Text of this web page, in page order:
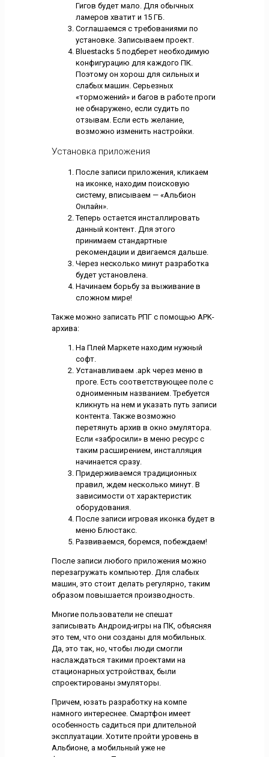
Гигов будет мало. Для обычных
ламеров хватит и 15 ГБ.
Соглашаемся с требованиями по
установке. Записываем проект.
Bluestacks 5 подберет необходимую
конфигурацию для каждого ПК.
Поэтому он хорош для сильных и
слабых машин. Серьезных
«торможений» и багов в работе проги
не обнаружено, если судить по
отзывам. Если есть желание,
возможно изменить настройки.
Установка приложения
После записи приложения, кликаем
на иконке, находим поисковую
систему, вписываем — «Альбион
Онлайн».
Теперь остается инсталлировать
данный контент. Для этого
принимаем стандартные
рекомендации и двигаемся дальше.
Через несколько минут разработка
будет установлена.
Начинаем борьбу за выживание в
сложном мире!
Также можно записать РПГ с помощью APK-
архива:
На Плей Маркете находим нужный
софт.
Устанавливаем .apk через меню в
проге. Есть соответствующее поле с
одноименным названием. Требуется
кликнуть на нем и указать путь записи
контента. Также возможно
перетянуть архив в окно эмулятора.
Если «забросили» в меню ресурс с
таким расширением, инсталляция
начинается сразу.
Придерживаемся традиционных
правил, ждем несколько минут. В
зависимости от характеристик
оборудования.
После записи игровая иконка будет в
меню Блюстакс.
Развиваемся, боремся, побеждаем!
После записи любого приложения можно
перезагружать компьютер. Для слабых
машин, это стоит делать регулярно, таким
образом повышается производность.
Многие пользователи не спешат
записывать Андроид-игры на ПК, объясняя
это тем, что они созданы для мобильных.
Да, это так, но, чтобы люди смогли
наслаждаться такими проектами на
стационарных устройствах, были
спроектированы эмуляторы.
Причем, юзать разработку на компе
намного интереснее. Смартфон имеет
особенность садиться при длительной
эксплуатации. Хотите пройти уровень в
Альбионе, а мобильный уже не